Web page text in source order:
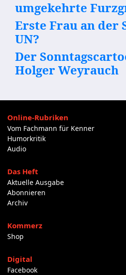
umgekehrte
Erste Frau an der
UN?
Der
Holger Weyrauch
Online-Rubriken
Vom Fachmann für Kenner
Humorkritik
Audio
Das Heft
Aktuelle Ausgabe
Abonnieren
Archiv
Kommerz
Shop
Digital
Facebook